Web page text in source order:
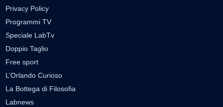
Privacy Policy
Programmi TV
Speciale LabTv
Doppio Taglio
Free sport
L’Orlando Curioso
La Bottega di Filosofia
Labnews